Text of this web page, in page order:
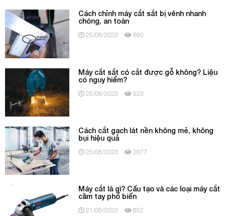
Cách chỉnh máy cắt sắt bị vênh nhanh
chóng, an toàn
25/08/2023 660
Máy cắt sắt có cắt được gỗ không? Liệu
có nguy hiểm?
25/08/2023 523
Cách cắt gạch lát nền không mẻ, không
bụi hiệu quả
25/08/2023 2077
Máy cắt là gì? Cấu tạo và các loại máy cắt
cầm tay phổ biến
21/08/2023 852